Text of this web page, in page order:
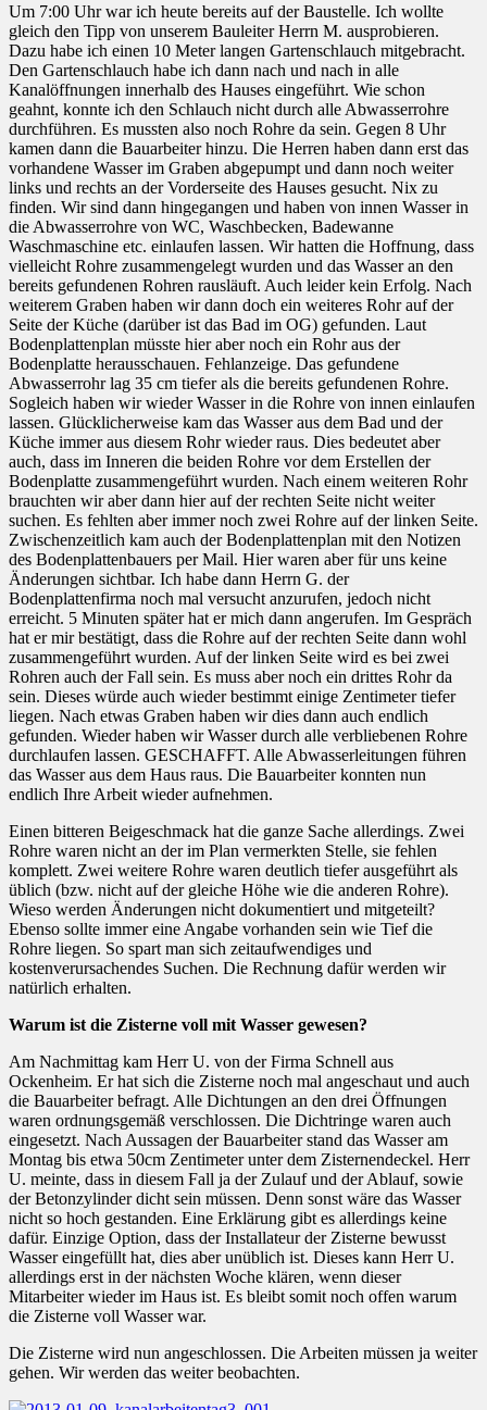
Um 7:00 Uhr war ich heute bereits auf der Baustelle. Ich wollte
gleich den Tipp von unserem Bauleiter Herrn M. ausprobieren.
Dazu habe ich einen 10 Meter langen Gartenschlauch mitgebracht.
Den Gartenschlauch habe ich dann nach und nach in alle
Kanalöffnungen innerhalb des Hauses eingeführt. Wie schon
geahnt, konnte ich den Schlauch nicht durch alle Abwasserrohre
durchführen. Es mussten also noch Rohre da sein. Gegen 8 Uhr
kamen dann die Bauarbeiter hinzu. Die Herren haben dann erst das
vorhandene Wasser im Graben abgepumpt und dann noch weiter
links und rechts an der Vorderseite des Hauses gesucht. Nix zu
finden. Wir sind dann hingegangen und haben von innen Wasser in
die Abwasserrohre von WC, Waschbecken, Badewanne
Waschmaschine etc. einlaufen lassen. Wir hatten die Hoffnung, dass
vielleicht Rohre zusammengelegt wurden und das Wasser an den
bereits gefundenen Rohren rausläuft. Auch leider kein Erfolg. Nach
weiterem Graben haben wir dann doch ein weiteres Rohr auf der
Seite der Küche (darüber ist das Bad im OG) gefunden. Laut
Bodenplattenplan müsste hier aber noch ein Rohr aus der
Bodenplatte herausschauen. Fehlanzeige. Das gefundene
Abwasserrohr lag 35 cm tiefer als die bereits gefundenen Rohre.
Sogleich haben wir wieder Wasser in die Rohre von innen einlaufen
lassen. Glücklicherweise kam das Wasser aus dem Bad und der
Küche immer aus diesem Rohr wieder raus. Dies bedeutet aber
auch, dass im Inneren die beiden Rohre vor dem Erstellen der
Bodenplatte zusammengeführt wurden. Nach einem weiteren Rohr
brauchten wir aber dann hier auf der rechten Seite nicht weiter
suchen. Es fehlten aber immer noch zwei Rohre auf der linken Seite.
Zwischenzeitlich kam auch der Bodenplattenplan mit den Notizen
des Bodenplattenbauers per Mail. Hier waren aber für uns keine
Änderungen sichtbar. Ich habe dann Herrn G. der
Bodenplattenfirma noch mal versucht anzurufen, jedoch nicht
erreicht. 5 Minuten später hat er mich dann angerufen. Im Gespräch
hat er mir bestätigt, dass die Rohre auf der rechten Seite dann wohl
zusammengeführt wurden. Auf der linken Seite wird es bei zwei
Rohren auch der Fall sein. Es muss aber noch ein drittes Rohr da
sein. Dieses würde auch wieder bestimmt einige Zentimeter tiefer
liegen. Nach etwas Graben haben wir dies dann auch endlich
gefunden. Wieder haben wir Wasser durch alle verbliebenen Rohre
durchlaufen lassen. GESCHAFFT. Alle Abwasserleitungen führen
das Wasser aus dem Haus raus. Die Bauarbeiter konnten nun
endlich Ihre Arbeit wieder aufnehmen.
Einen bitteren Beigeschmack hat die ganze Sache allerdings. Zwei
Rohre waren nicht an der im Plan vermerkten Stelle, sie fehlen
komplett. Zwei weitere Rohre waren deutlich tiefer ausgeführt als
üblich (bzw. nicht auf der gleiche Höhe wie die anderen Rohre).
Wieso werden Änderungen nicht dokumentiert und mitgeteilt?
Ebenso sollte immer eine Angabe vorhanden sein wie Tief die
Rohre liegen. So spart man sich zeitaufwendiges und
kostenverursachendes Suchen. Die Rechnung dafür werden wir
natürlich erhalten.
Warum ist die Zisterne voll mit Wasser gewesen?
Am Nachmittag kam Herr U. von der Firma Schnell aus
Ockenheim. Er hat sich die Zisterne noch mal angeschaut und auch
die Bauarbeiter befragt. Alle Dichtungen an den drei Öffnungen
waren ordnungsgemäß verschlossen. Die Dichtringe waren auch
eingesetzt. Nach Aussagen der Bauarbeiter stand das Wasser am
Montag bis etwa 50cm Zentimeter unter dem Zisternendeckel. Herr
U. meinte, dass in diesem Fall ja der Zulauf und der Ablauf, sowie
der Betonzylinder dicht sein müssen. Denn sonst wäre das Wasser
nicht so hoch gestanden. Eine Erklärung gibt es allerdings keine
dafür. Einzige Option, dass der Installateur der Zisterne bewusst
Wasser eingefüllt hat, dies aber unüblich ist. Dieses kann Herr U.
allerdings erst in der nächsten Woche klären, wenn dieser
Mitarbeiter wieder im Haus ist. Es bleibt somit noch offen warum
die Zisterne voll Wasser war.
Die Zisterne wird nun angeschlossen. Die Arbeiten müssen ja weiter
gehen. Wir werden das weiter beobachten.